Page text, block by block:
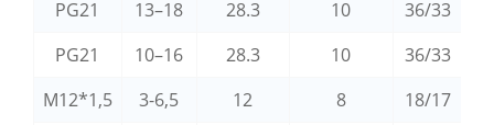
PG21
13–18 28.3 10
36/33
PG21
10–16 28.3 10
36/33
M12*1,5
3-6,5 12 8
18/17